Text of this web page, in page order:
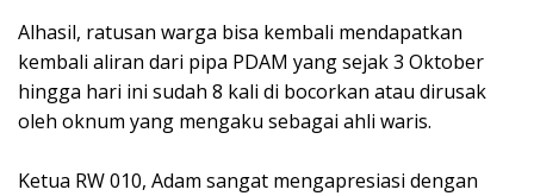
Alhasil, ratusan warga bisa kembali mendapatkan
kembali aliran dari pipa PDAM yang sejak 3 Oktober
hingga hari ini sudah 8 kali di bocorkan atau dirusak
oleh oknum yang mengaku sebagai ahli waris.
Ketua RW 010, Adam sangat mengapresiasi dengan